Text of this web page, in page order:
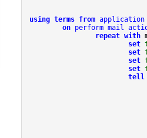
using terms from application
on perform mail
repeat with
set
set
set
set
tell